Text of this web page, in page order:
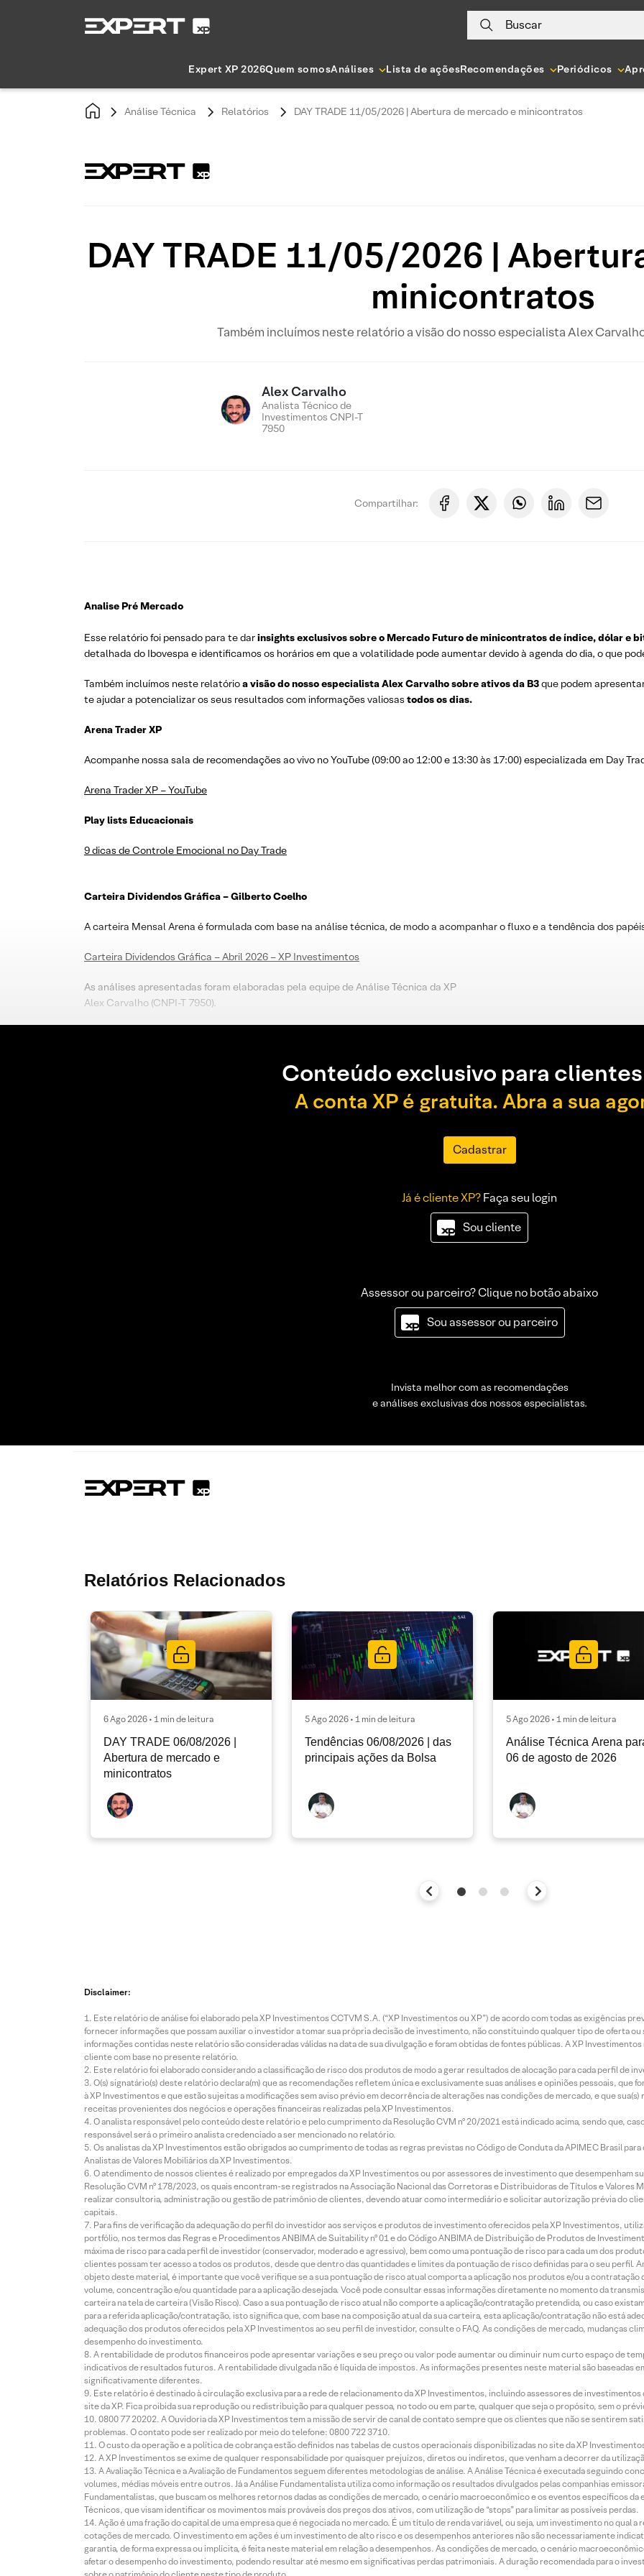
Buscar
Expert XP 2026Quem somosAnálises Lista de açõesRecomendações Periódicos
Análise Técnica Relatórios DAY TRADE 11/05/2026 | Abertura de mercado e minicontratos
DAY TRADE 11/05/2026 |
minicontratos
Também incluímos neste relatório a visão do nosso especialista Alex
Alex Carvalho
Analista Técnico de
Investimentos CNPI-T
7950
Compartilhar:
Analise Pré Mercado
Esse relatório foi pensado para te darinsights exclusivos sobre o Mercado Futuro de minicontratos de índice, dólar e
detalhada do Ibovespa e identificamos os horários em que a volatilidade pode aumentar devido à agenda do dia, o que
Também incluímos neste relatórioa visão do nosso especialista Alex Carvalho sobre ativos da B3que podem
te ajudar a potencializar os seus resultados com informações valiosas todos os dias.
Arena Trader XP
Acompanhe nossa sala de recomendações ao vivo no YouTube (09:00 ao 12:00 e 13:30 às 17:00) especializada em Day
Arena Trader XP – YouTube
Play lists Educacionais
9 dicas de Controle Emocional no Day Trade
Carteira Dividendos Gráfica – Gilberto Coelho
A carteira Mensal Arena é formulada com base na análise técnica, de modo a acompanhar o fluxo e a tendência dos
Carteira Dividendos Gráfica – Abril 2026 – XP Investimentos
As análises apresentadas foram elaboradas pela equipe de Análise Técnica da XP
Alex Carvalho (CNPI-T 7950).
Conteúdo exclusivo para
A conta XP é gratuita. Abra a sua
Cadastrar
Já é cliente XP?Faça seu login
Sou cliente
Assessor ou parceiro? Clique no botão abaixo
Sou assessor ou parceiro
Invista melhor com as recomendações
e análises exclusivas dos nossos especialistas.
Relatórios Relacionados
6 Ago 2026 • 1 min de leitura
DAY TRADE 06/08/2026 |
Abertura de mercado e
minicontratos
5 Ago 2026 • 1 min de leitura
Tendências 06/08/2026 | das
principais ações da Bolsa
5 Ago 2026 • 1 min de leitura
Análise Técnica Arena
06 de agosto de 2026
Disclaimer:
Este relatório de análise foi elaborado pela XP Investimentos CCTVM S.A. (“XP Investimentos ou XP”) de acordo com todas as exigências
fornecer informações que possam auxiliar o investidor a tomar sua própria decisão de investimento, não constituindo qualquer tipo de oferta
informações contidas neste relatório são consideradas válidas na data de sua divulgação e foram obtidas de fontes públicas. A XP
cliente com base no presente relatório.
Este relatório foi elaborado considerando a classificação de risco dos produtos de modo a gerar resultados de alocação para cada perfil de
O(s) signatário(s) deste relatório declara(m) que as recomendações refletem única e exclusivamente suas análises e opiniões pessoais, que
à XP Investimentos e que estão sujeitas a modificações sem aviso prévio em decorrência de alterações nas condições de mercado, e que
receitas provenientes dos negócios e operações financeiras realizadas pela XP Investimentos.
O analista responsável pelo conteúdo deste relatório e pelo cumprimento da Resolução CVM nº 20/2021 está indicado acima, sendo que,
responsável será o primeiro analista credenciado a ser mencionado no relatório.
Os analistas da XP Investimentos estão obrigados ao cumprimento de todas as regras previstas no Código de Conduta da APIMEC Brasil
Analistas de Valores Mobiliários da XP Investimentos.
O atendimento de nossos clientes é realizado por empregados da XP Investimentos ou por assessores de investimento que desempenham
Resolução CVM nº 178/2023, os quais encontram-se registrados na Associação Nacional das Corretoras e Distribuidoras de Títulos e Valores
realizar consultoria, administração ou gestão de patrimônio de clientes, devendo atuar como intermediário e solicitar autorização prévia do
capitais.
Para fins de verificação da adequação do perfil do investidor aos serviços e produtos de investimento oferecidos pela XP Investimentos,
portfólio, nos termos das Regras e Procedimentos ANBIMA de Suitability nº 01 e do Código ANBIMA de Distribuição de Produtos de
máxima de risco para cada perfil de investidor (conservador, moderado e agressivo), bem como uma pontuação de risco para cada um dos
clientes possam ter acesso a todos os produtos, desde que dentro das quantidades e limites da pontuação de risco definidas para o seu perfil.
objeto deste material, é importante que você verifique se a sua pontuação de risco atual comporta a aplicação nos produtos e/ou a contratação
volume, concentração e/ou quantidade para a aplicação desejada. Você pode consultar essas informações diretamente no momento da
carteira na tela de carteira (Visão Risco). Caso a sua pontuação de risco atual não comporte a aplicação/contratação pretendida, ou caso
para a referida aplicação/contratação, isto significa que, com base na composição atual da sua carteira, esta aplicação/contratação não está
adequação dos produtos oferecidos pela XP Investimentos ao seu perfil de investidor, consulte o FAQ. As condições de mercado, mudanças
desempenho do investimento.
A rentabilidade de produtos financeiros pode apresentar variações e seu preço ou valor pode aumentar ou diminuir num curto espaço de
indicativos de resultados futuros. A rentabilidade divulgada não é líquida de impostos. As informações presentes neste material são baseadas
significativamente diferentes.
Este relatório é destinado à circulação exclusiva para a rede de relacionamento da XP Investimentos, incluindo assessores de investimentos
site da XP. Fica proibida sua reprodução ou redistribuição para qualquer pessoa, no todo ou em parte, qualquer que seja o propósito, sem o
0800 77 20202. A Ouvidoria da XP Investimentos tem a missão de servir de canal de contato sempre que os clientes que não se sentirem
problemas. O contato pode ser realizado por meio do telefone: 0800 722 3710.
O custo da operação e a política de cobrança estão definidos nas tabelas de custos operacionais disponibilizadas no site da XP
A XP Investimentos se exime de qualquer responsabilidade por quaisquer prejuízos, diretos ou indiretos, que venham a decorrer da
A Avaliação Técnica e a Avaliação de Fundamentos seguem diferentes metodologias de análise. A Análise Técnica é executada seguindo
volumes, médias móveis entre outros. Já a Análise Fundamentalista utiliza como informação os resultados divulgados pelas companhias
Fundamentalistas, que buscam os melhores retornos dadas as condições de mercado, o cenário macroeconômico e os eventos específicos
Técnicos, que visam identificar os movimentos mais prováveis dos preços dos ativos, com utilização de “stops” para limitar as possíveis perdas.
Ação é uma fração do capital de uma empresa que é negociada no mercado. É um título de renda variável, ou seja, um investimento no qual
cotações de mercado. O investimento em ações é um investimento de alto risco e os desempenhos anteriores não são necessariamente
garantia, de forma expressa ou implícita, é feita neste material em relação a desempenhos. As condições de mercado, o cenário
afetar o desempenho do investimento, podendo resultar até mesmo em significativas perdas patrimoniais. A duração recomendada para o